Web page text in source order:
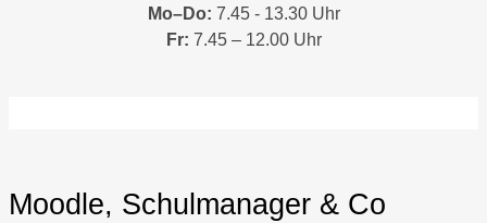
Mo–Do: 7.45 - 13.30 Uhr
Fr: 7.45 – 12.00 Uhr
Moodle, Schulmanager & Co